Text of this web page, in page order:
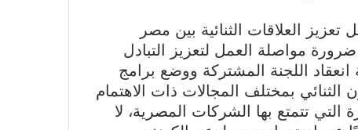
العلاقات الثنائية بين مصر
مواصلة العمل لتعزيز التبادل
انعقاد اللجنة المشتركة ووضع برامج
الثنائي بمختلف المجالات ذات الاهتمام
تتمتع بها الشركات المصرية، لا